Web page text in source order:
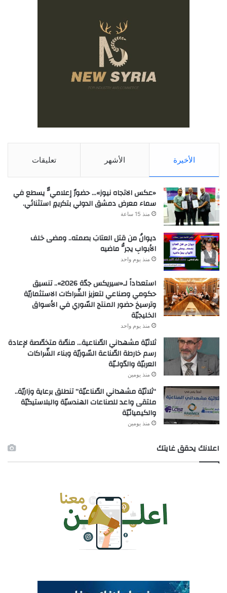
الأخيرة الأشهر تعليقات
«عكس الاتجاه نيوز»… حضورٌ إعلاميٌّ يسطع في
سماء معرض دمشق الدولي بتكريمٍ استثنائي.
منذ 15 ساعة
ديوانُ من قتل العتابَ بصمته.. ومضى خلف
الأبوابِ يجرُّ ماضيه
منذ يوم واحد
استعداداً لـ«سيريكس جدّة 2026».. تنسيق
حكومي وصناعي لتعزيز الشّراكات الاستثماريّة
وترسيخ حضور المنتج السّوري في الأسواق
الخليجيّة
منذ يوم واحد
ثلاثيّة مشهداني الصّناعية… منصّة متخصّصة لإعادة
رسم خارطة الصّناعة السّوريّة وبناء الشّراكات
العربيّة والدّولـيّة
منذ يومين
“ثلاثيّة مشهداني الصّناعيّة” تنطلق برعاية وزاريّة..
ملتقى واعد للصناعات الهندسيّة والبلاستيكيّة
والكيميائيّة
منذ يومين
اعلانك يحقق غايتك